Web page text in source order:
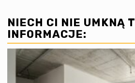
NIECH CI NIE UMKNĄ
INFORMACJE: